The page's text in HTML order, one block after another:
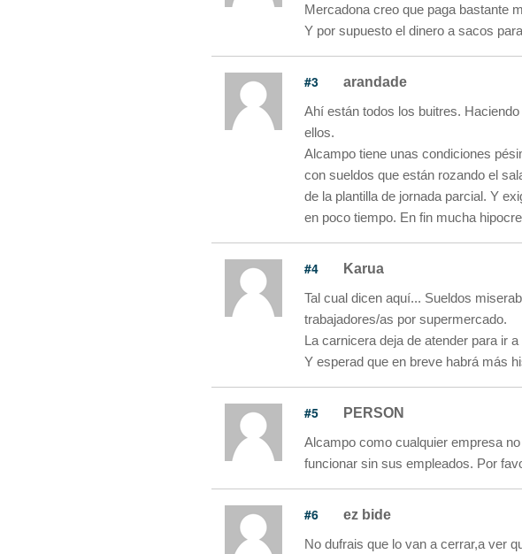
Mercadona creo que paga bastante
Y por supuesto el dinero a sacos
#3 arandade
Ahí están todos los buitres.
ellos.
Alcampo tiene unas condiciones
con sueldos que están rozando el
de la plantilla de jornada parcial. Y
en poco tiempo. En fin mucha
#4 Karua
Tal cual dicen aquí... Sueldos
trabajadores/as por supermercado.
La carnicera deja de atender para ir
Y esperad que en breve habrá más
#5 PERSON
Alcampo como cualquier empresa
funcionar sin sus empleados. Por
#6 ez bide
No dufrais que lo van a cerrar,a ver